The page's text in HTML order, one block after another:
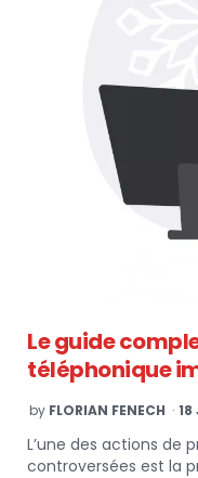
Le guide
téléphonique
POSTED
BY
by FLORIAN FENECH 18
L’une des actions de
controversées est la